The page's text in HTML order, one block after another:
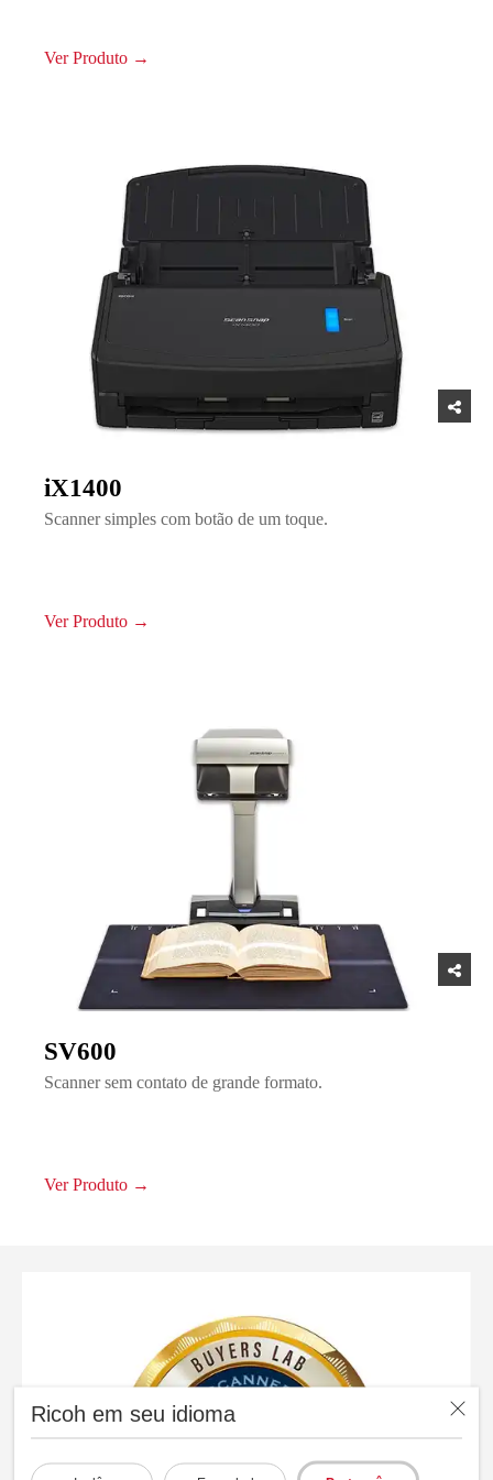
Ricoh em seu idioma
Ver Produto →
iX1400
Scanner simples com botão de um toque.
Ver Produto →
SV600
Scanner sem contato de grande formato.
Ver Produto →